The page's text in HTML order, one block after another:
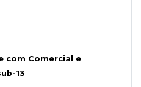
com Comercial e
13